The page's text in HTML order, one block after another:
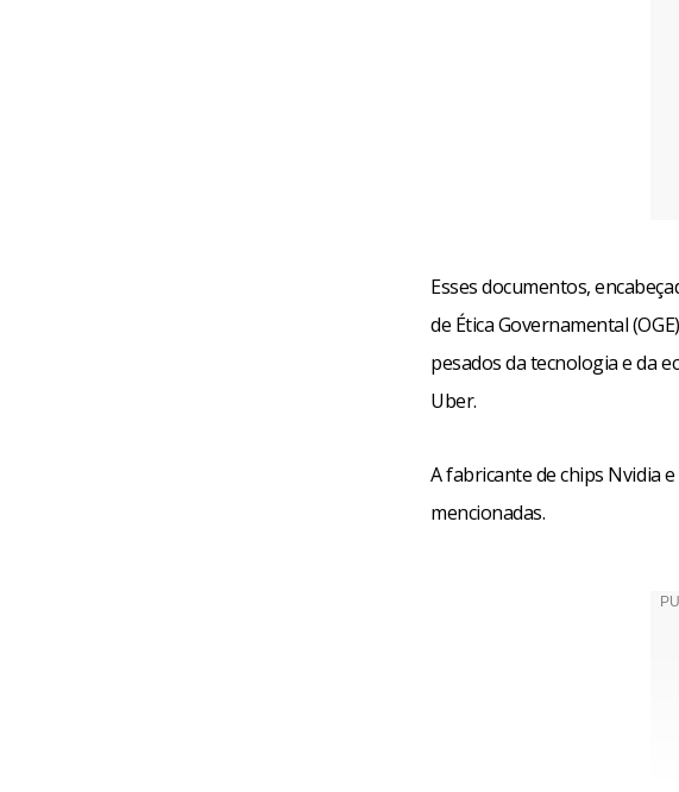
Esses documentos,
de Ética Governamental
pesados da tecnologia e da
Uber.
A fabricante de chips Nvidia
mencionadas.